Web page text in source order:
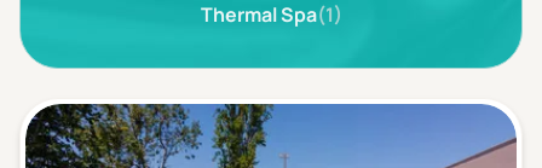
Ville
(0)
Montagne
Campagne
(0)
Thermal Spa(1)